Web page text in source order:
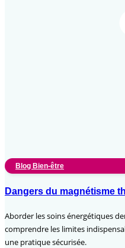
Blog Bien-être
Dangers du magnétisme
Aborder les soins énergétiques
comprendre les limites
une pratique sécurisée.